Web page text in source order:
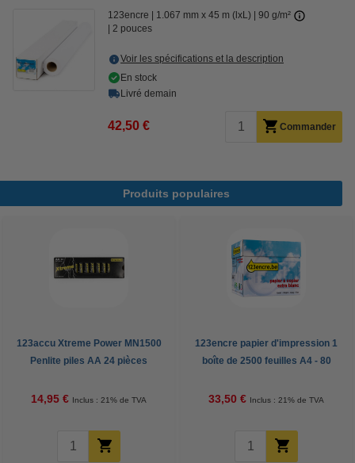
123encre 1.067 mm x 45 m (lxL)
90 g/m²
2 pouces
Voir les spécifications et la description
En stock
Livré demain
42,50 € Commander
Produits populaires
123accu Xtreme Power MN1500
Penlite piles AA 24 pièces
14,95 € Inclus : 21% de TVA
123encre papier d'impression 1
boîte de 2500 feuilles A4 - 80
33,50 € Inclus : 21% de TVA